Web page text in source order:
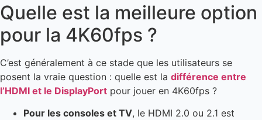
Quelle est la meilleure option
pour la 4K60fps ?
C’est généralement à ce stade que les utilisateurs se
posent la vraie question : quelle est la différence entre
l’HDMI et le DisplayPort pour jouer en 4K60fps ?
Pour les consoles et TV, le HDMI 2.0 ou 2.1 est